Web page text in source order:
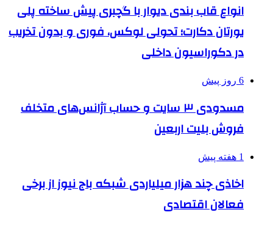
انواع قاب بندی دیوار با گچبری پیش ساخته پلی
یورتان دکارت؛ تحولی لوکس، فوری و بدون تخریب
در دکوراسیون داخلی
6 روز پیش
مسدودی ۳ سایت و حساب آژانس‌های متخلف
فروش بلیت اربعین
1 هفته پیش
اخاذی چند هزار میلیاردی شبکه باج نیوز از برخی
فعالان اقتصادی